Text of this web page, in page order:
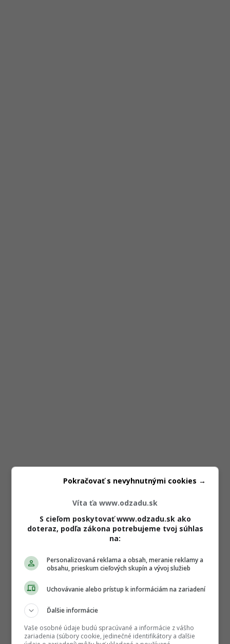
Víta ťa www.odzadu.sk
S cieľom poskytovať www.odzadu.sk ako
doteraz, podľa zákona potrebujeme tvoj súhlas
na:
Personalizovaná reklama a obsah, meranie reklamy a
obsahu, prieskum cieľových skupín a vývoj služieb
Uchovávanie alebo prístup k informáciám na zariadení
Ďalšie informácie
Vaše osobné údaje budú spracúvané a informácie z vášho
zariadenia (súbory cookie, jedinečné identifikátory a ďalšie
Pokračovať s nevyhnutnými cookies →